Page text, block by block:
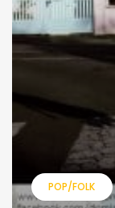
POP/FOLK